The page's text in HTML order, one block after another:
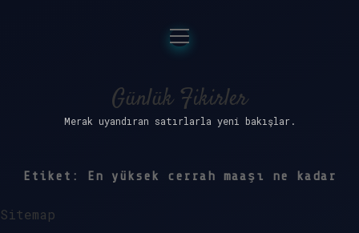
Anasayfa
Gizlilik Politikası
Yasal Uyarı
menüyü
aç
Günlük Fikirler
Merak uyandıran satırlarla yeni bakışlar.
Etiket: En yüksek cerrah maaşı ne kadar
Sitemap